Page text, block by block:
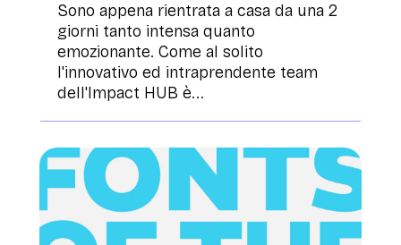
Sono appena rientrata a casa da una 2
giorni tanto intensa quanto
emozionante. Come al solito
l'innovativo ed intraprendente team
dell'Impact HUB è...